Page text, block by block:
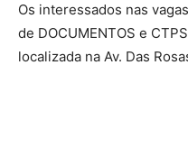
Os interessados nas
de DOCUMENTOS e
localizada na Av. Das